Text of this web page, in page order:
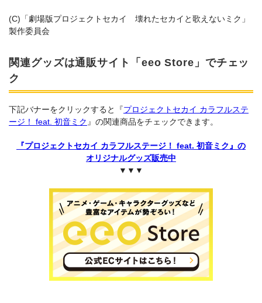
(C)「劇場版プロジェクトセカイ 壊れたセカイと歌えないミク」
製作委員会
関連グッズは通販サイト「eeo Store」でチェッ
ク
下記バナーをクリックすると『プロジェクトセカイ カラフルステ
ージ！ feat. 初音ミク 』の関連商品をチェックできます。
『プロジェクトセカイ カラフルステージ！ feat. 初音ミク』の
オリジナルグッズ販売中
▼▼▼